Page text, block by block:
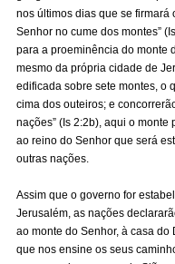
nos últimos dias que se firmará
Senhor no cume dos montes”
para a proeminência do monte
mesmo da própria cidade de
edificada sobre sete montes, o
cima dos outeiros; e
nações” (Is 2:2b), aqui o monte
ao reino do Senhor que será
outras nações.
Assim que o governo for
Jerusalém, as nações
ao monte do Senhor, à casa do
que nos ensine os seus